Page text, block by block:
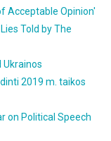
Acceptable Opinion'
Told by The
Ukrainos
2019 m. taikos
on Political Speech